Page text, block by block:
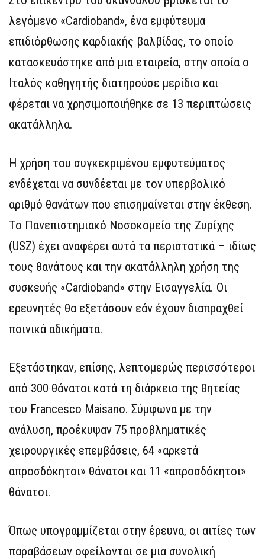
λεγόμενο «Cardioband», ένα εμφύτευμα
επιδιόρθωσης καρδιακής βαλβίδας, το οποίο
κατασκευάστηκε από μια εταιρεία, στην οποία ο
Ιταλός καθηγητής διατηρούσε μερίδιο και
φέρεται να χρησιμοποιήθηκε σε 13 περιπτώσεις
ακατάλληλα.
Η χρήση του συγκεκριμένου εμφυτεύματος
ενδέχεται να συνδέεται με τον υπερβολικό
αριθμό θανάτων που επισημαίνεται στην έκθεση.
Το Πανεπιστημιακό Νοσοκομείο της Ζυρίχης
(USZ) έχει αναφέρει αυτά τα περιστατικά – ιδίως
τους θανάτους και την ακατάλληλη χρήση της
συσκευής «Cardioband» στην Εισαγγελία. Οι
ερευνητές θα εξετάσουν εάν έχουν διαπραχθεί
ποινικά αδικήματα.
Εξετάστηκαν, επίσης, λεπτομερώς περισσότεροι
από 300 θάνατοι κατά τη διάρκεια της θητείας
του Francesco Maisano. Σύμφωνα με την
ανάλυση, προέκυψαν 75 προβληματικές
χειρουργικές επεμβάσεις, 64 «αρκετά
απροσδόκητοι» θάνατοι και 11 «απροσδόκητοι»
θάνατοι.
Όπως υπογραμμίζεται στην έρευνα, οι αιτίες των
παραβάσεων οφείλονται σε μια συνολική